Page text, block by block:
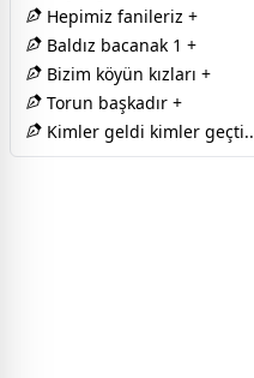
Hepimiz fanileriz +
Baldız bacanak 1 +
Bizim köyün kızları +
Torun başkadır +
Kimler geldi kimler geçti..